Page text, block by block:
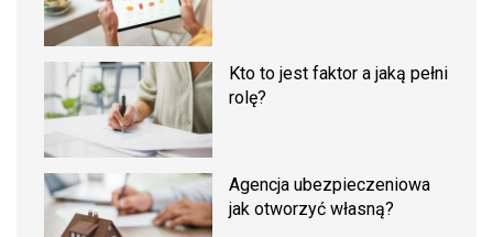
Kto to jest faktor a jaką pełni
rolę?
Agencja ubezpieczeniowa
jak otworzyć własną?